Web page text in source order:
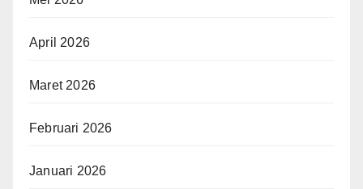
April 2026
Maret 2026
Februari 2026
Januari 2026